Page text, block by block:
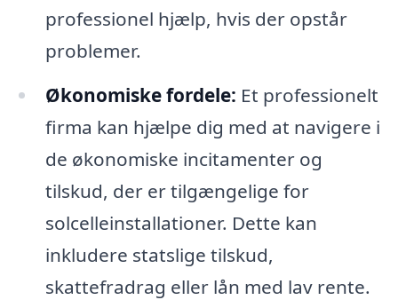
professionel hjælp, hvis der opstår
problemer.
Økonomiske fordele: Et professionelt
firma kan hjælpe dig med at navigere i
de økonomiske incitamenter og
tilskud, der er tilgængelige for
solcelleinstallationer. Dette kan
inkludere statslige tilskud,
skattefradrag eller lån med lav rente.